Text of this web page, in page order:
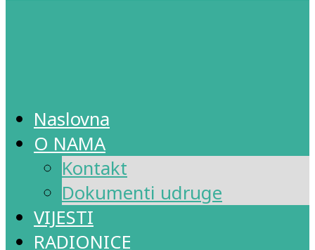
Naslovna
O NAMA
Kontakt
Dokumenti udruge
VIJESTI
RADIONICE